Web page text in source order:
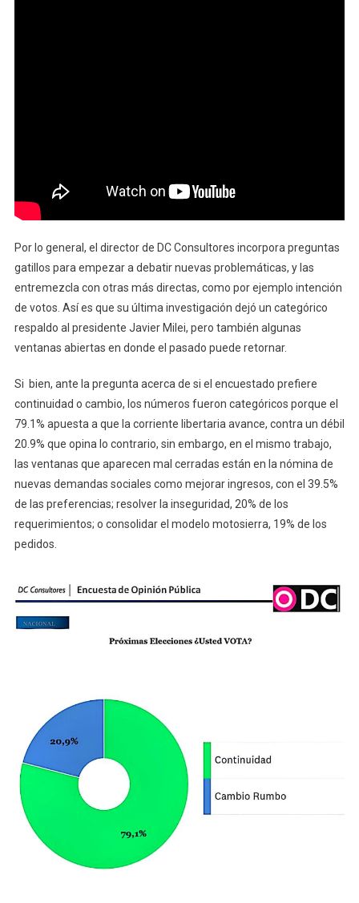
Por lo general, el director de DC Consultores incorpora preguntas
gatillos para empezar a debatir nuevas problemáticas, y las
entremezcla con otras más directas, como por ejemplo intención
de votos. Así es que su última investigación dejó un categórico
respaldo al presidente Javier Milei, pero también algunas
ventanas abiertas en donde el pasado puede retornar.
Si bien, ante la pregunta acerca de si el encuestado prefiere
continuidad o cambio, los números fueron categóricos porque el
79.1% apuesta a que la corriente libertaria avance, contra un débil
20.9% que opina lo contrario, sin embargo, en el mismo trabajo,
las ventanas que aparecen mal cerradas están en la nómina de
nuevas demandas sociales como mejorar ingresos, con el 39.5%
de las preferencias; resolver la inseguridad, 20% de los
requerimientos; o consolidar el modelo motosierra, 19% de los
pedidos.